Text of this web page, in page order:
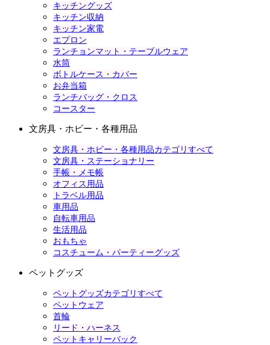
キッチングッズ
キッチン収納
キッチン家電
エプロン
ランチョンマット・テーブルウェア
水筒
ボトルケース・カバー
お弁当箱
ランチバッグ・クロス
コースター
文房具・ホビー・各種用品
文房具・ホビー・各種用品カテゴリすべて
文房具・ステーショナリー
手帳・メモ帳
オフィス用品
トラベル用品
車用品
自転車用品
生活用品
おもちゃ
コスチューム・パーティーグッズ
ペットグッズ
ペットグッズカテゴリすべて
ペットウェア
首輪
リード・ハーネス
ペットキャリーバック